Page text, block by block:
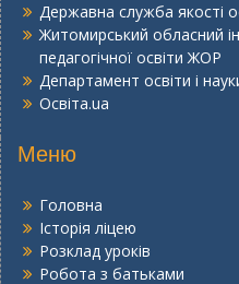
Державна служба якості
Житомирський обласний
педагогічної освіти ЖОР
Департамент освіти і
Освіта.ua
Меню
Головна
Історія ліцею
Розклад уроків
Робота з батьками